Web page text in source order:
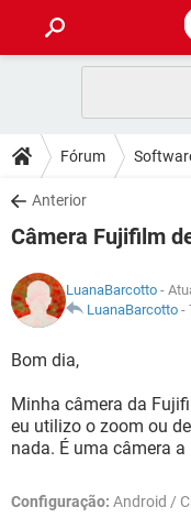
CELULAR
OUTLOOK
INSTAGRAM
GUIA DE COMPRAS
DICAS
JOGOS
INSTAGRAM
GUIA DE COMPRAS
DOWNLOADS
JOGOS
CELULAR
OUTLOOK
INSTAGRAM
JOGOS
CELULAR
OUTLOOK
INSTAGRAM
GUIA DE COMPRAS
GLOSSÁRIO
JOGOS
OUTLOOK
GUIA DE COMPRAS
Fórum
Anterior
Câmera Fujifilm
LuanaBarcotto -
LuanaBarcotto -
Bom dia,
Minha câmera da
eu utilizo o zoom ou
nada. É uma câmera a
Configuração: Android /